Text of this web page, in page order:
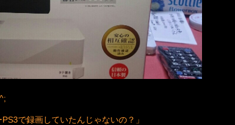
で録画していたんじゃないの？」